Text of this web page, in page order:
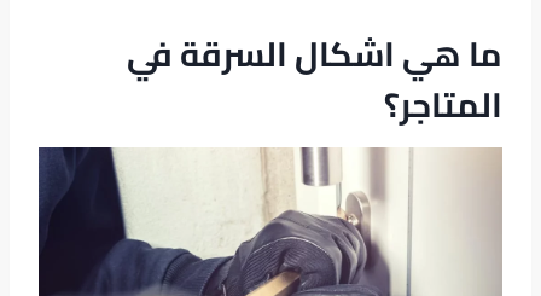
ما هي اشكال السرقة في
المتاجر؟